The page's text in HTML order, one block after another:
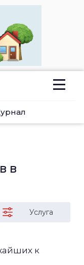
в
Услуга
к